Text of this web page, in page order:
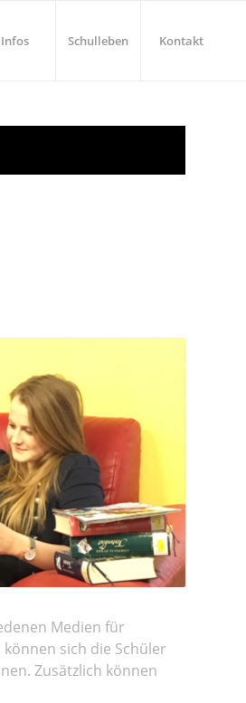
Infos Schulleben Kontakt
Medien für
sich die Schüler
Zusätzlich können